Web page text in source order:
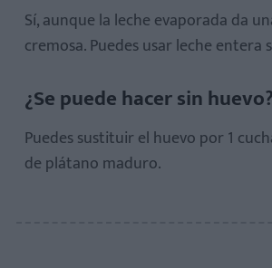
Sí, aunque la leche evaporada da
cremosa. Puedes usar leche entera
¿Se puede hacer sin huevo?
Puedes sustituir el huevo por 1
de plátano maduro.